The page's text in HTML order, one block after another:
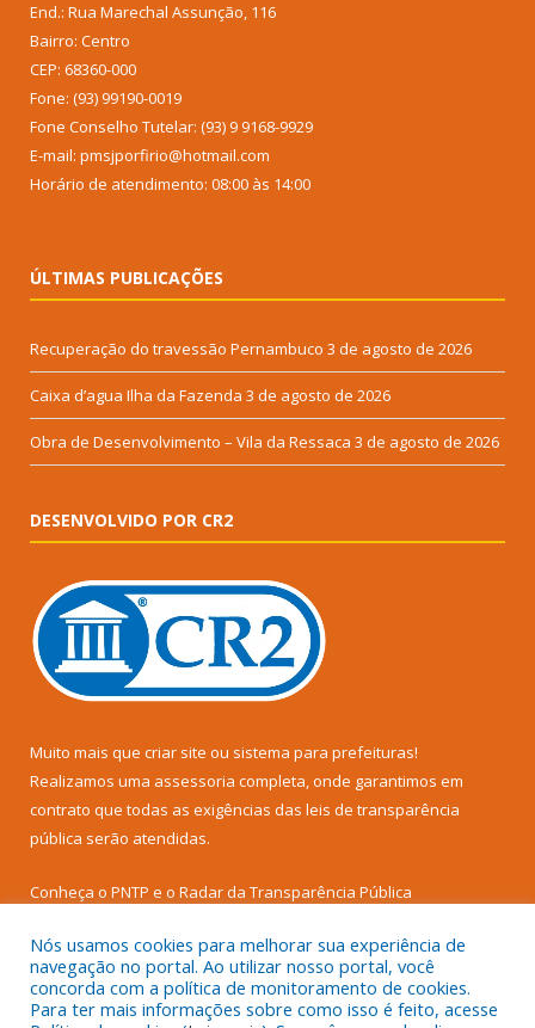
End.: Rua Marechal Assunção, 116
Bairro: Centro
CEP: 68360-000
Fone: (93) 99190-0019
Fone Conselho Tutelar: (93) 9 9168-9929
E-mail: pmsjporfirio@hotmail.com
Horário de atendimento: 08:00 às 14:00
ÚLTIMAS PUBLICAÇÕES
Recuperação do travessão Pernambuco 3 de agosto de 2026
Caixa d’agua Ilha da Fazenda 3 de agosto de 2026
Obra de Desenvolvimento – Vila da Ressaca 3 de agosto de 2026
DESENVOLVIDO POR CR2
Muito mais que criar site ou sistema para prefeituras!
Realizamos uma assessoria completa, onde garantimos em
contrato que todas as exigências das leis de transparência
pública serão atendidas.
Conheça o PNTP e o Radar da Transparência Pública
Todos os direitos reservados a Prefeitura Municipal de Senador
Nós usamos cookies para melhorar sua experiência de
navegação no portal. Ao utilizar nosso portal, você
concorda com a política de monitoramento de cookies.
Para ter mais informações sobre como isso é feito, acesse